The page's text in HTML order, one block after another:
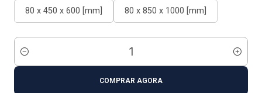
80 x 450 x 600 [mm] 80 x 850 x 1000 [mm]
Quantidade
COMPRAR AGORA